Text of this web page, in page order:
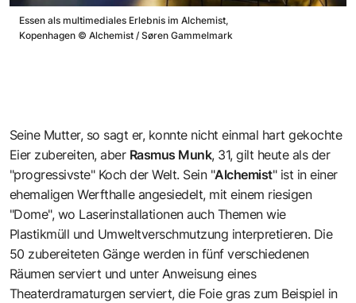
Essen als multimediales Erlebnis im Alchemist,
Kopenhagen © Alchemist / Søren Gammelmark
Seine Mutter, so sagt er, konnte nicht einmal hart gekochte
Eier zubereiten, aber Rasmus Munk, 31, gilt heute als der
"progressivste" Koch der Welt. Sein "Alchemist" ist in einer
ehemaligen Werfthalle angesiedelt, mit einem riesigen
"Dome", wo Laserinstallationen auch Themen wie
Plastikmüll und Umweltverschmutzung interpretieren. Die
50 zubereiteten Gänge werden in fünf verschiedenen
Räumen serviert und unter Anweisung eines
Theaterdramaturgen serviert, die Foie gras zum Beispiel in